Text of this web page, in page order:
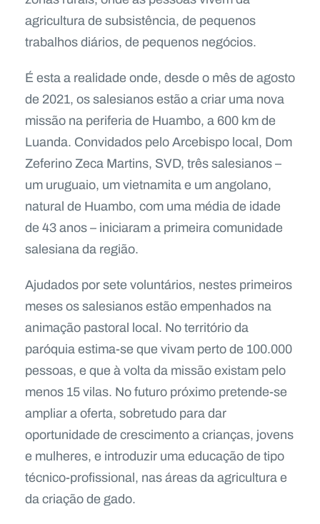
agricultura de subsistência, de pequenos
trabalhos diários, de pequenos negócios.
É esta a realidade onde, desde o mês de agosto
de 2021, os salesianos estão a criar uma nova
missão na periferia de Huambo, a 600 km de
Luanda. Convidados pelo Arcebispo local, Dom
Zeferino Zeca Martins, SVD, três salesianos –
um uruguaio, um vietnamita e um angolano,
natural de Huambo, com uma média de idade
de 43 anos – iniciaram a primeira comunidade
salesiana da região.
Ajudados por sete voluntários, nestes primeiros
meses os salesianos estão empenhados na
animação pastoral local. No território da
paróquia estima-se que vivam perto de 100.000
pessoas, e que à volta da missão existam pelo
menos 15 vilas. No futuro próximo pretende-se
ampliar a oferta, sobretudo para dar
oportunidade de crescimento a crianças, jovens
e mulheres, e introduzir uma educação de tipo
técnico-profissional, nas áreas da agricultura e
da criação de gado.